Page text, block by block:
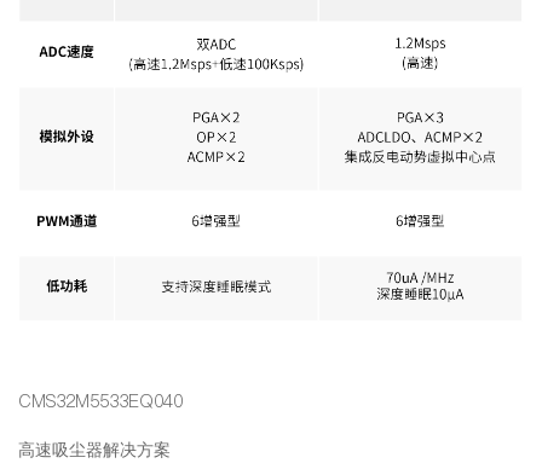
CMS32M5533EQ040
高速吸尘器解决方案